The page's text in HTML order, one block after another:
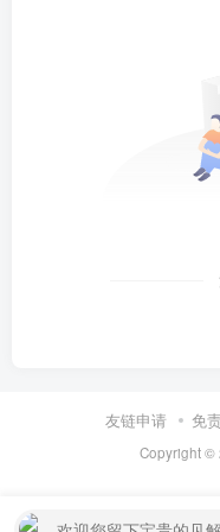
友链申请 免
Copyright ©